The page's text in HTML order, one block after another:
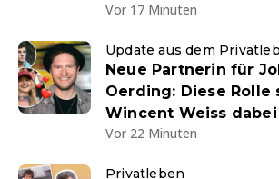
Vor 17 Minuten
Update aus dem
Neue Partnerin für
Oerding: Diese Rolle
Wincent Weiss dabei
Vor 22 Minuten
Privatleben